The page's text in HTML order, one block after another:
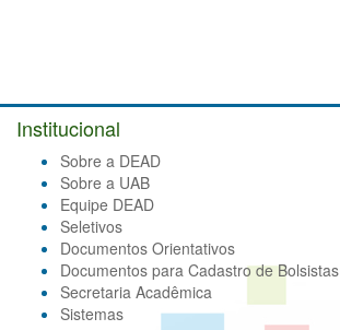
Institucional
Sobre a DEAD
Sobre a UAB
Equipe DEAD
Seletivos
Documentos Orientativos
Documentos para Cadastro de Bolsistas
Secretaria Acadêmica
Sistemas